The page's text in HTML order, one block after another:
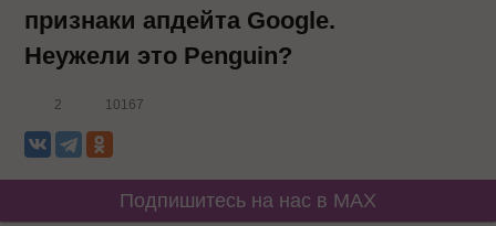
признаки апдейта Google.
Неужели это Penguin?
2 10167
Подпишитесь на нас в MAX